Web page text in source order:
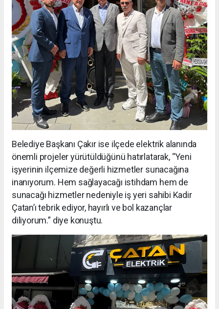
Belediye Başkanı Çakır ise ilçede elektrik alanında
önemli projeler yürütüldüğünü hatırlatarak, “Yeni
işyerinin ilçemize değerli hizmetler sunacağına
inanıyorum. Hem sağlayacağı istihdam hem de
sunacağı hizmetler nedeniyle iş yeri sahibi Kadir
Çatan’ı tebrik ediyor, hayırlı ve bol kazançlar
diliyorum.” diye konuştu.